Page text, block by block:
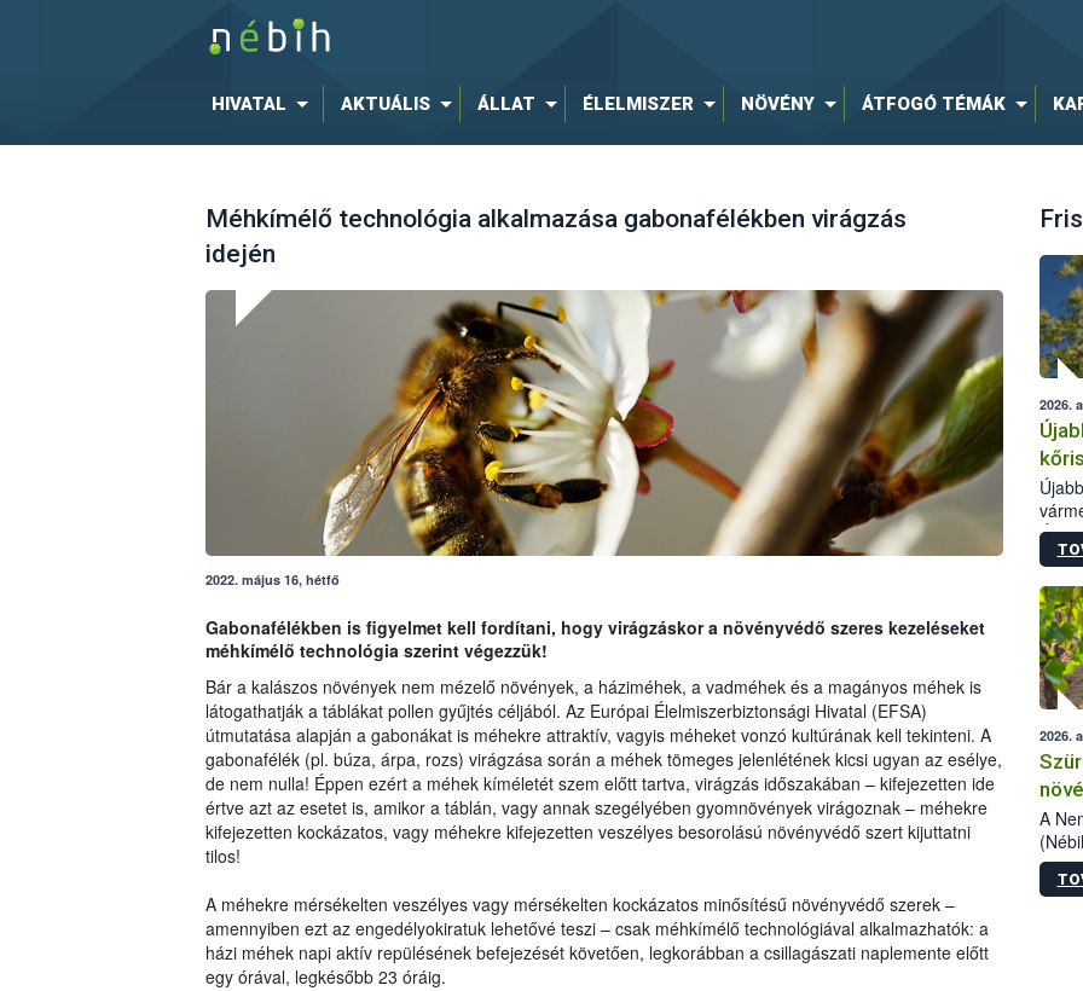
HIVATAL AKTUÁLIS ÁLLAT ÉLELMISZER NÖVÉNY ÁTFOGÓ TÉMÁK
Méhkímélő technológia alkalmazása gabonafélékben virágzás
idején
2022. május 16, hétfő
Gabonafélékben is figyelmet kell fordítani, hogy virágzáskor a növényvédő szeres kezeléseket
méhkímélő technológia szerint végezzük!
Bár a kalászos növények nem mézelő növények, a háziméhek, a vadméhek és a magányos méhek is
látogathatják a táblákat pollen gyűjtés céljából. Az Európai Élelmiszerbiztonsági Hivatal (EFSA)
útmutatása alapján a gabonákat is méhekre attraktív, vagyis méheket vonzó kultúrának kell tekinteni. A
gabonafélék (pl. búza, árpa, rozs) virágzása során a méhek tömeges jelenlétének kicsi ugyan az esélye,
de nem nulla! Éppen ezért a méhek kíméletét szem előtt tartva, virágzás időszakában – kifejezetten ide
értve azt az esetet is, amikor a táblán, vagy annak szegélyében gyomnövények virágoznak – méhekre
kifejezetten kockázatos, vagy méhekre kifejezetten veszélyes besorolású növényvédő szert kijuttatni
tilos!
A méhekre mérsékelten veszélyes vagy mérsékelten kockázatos minősítésű növényvédő szerek –
amennyiben ezt az engedélyokiratuk lehetővé teszi – csak méhkímélő technológiával alkalmazhatók: a
házi méhek napi aktív repülésének befejezését követően, legkorábban a csillagászati naplemente előtt
egy órával, legkésőbb 23 óráig.
2026.
2026.
A